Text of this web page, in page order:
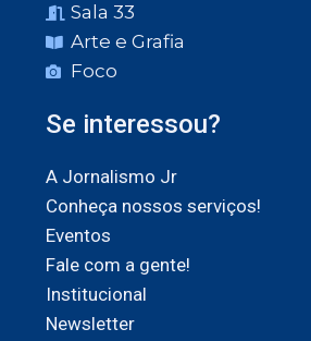
Sala 33
Arte e Grafia
Foco
Se interessou?
A Jornalismo Jr
Conheça nossos serviços!
Eventos
Fale com a gente!
Institucional
Newsletter